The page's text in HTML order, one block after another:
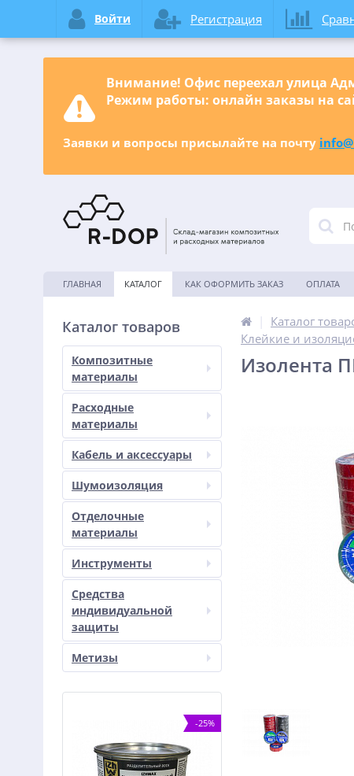
Внимание! Офис переехал улица
Режим работы: онлайн заказы на
Заявки и вопросы присылайте на почту
ГЛАВНАЯ КАТАЛОГ КАК ОФОРМИТЬ ЗАКАЗ ОПЛАТА
Каталог товаров
Композитные
материалы
Расходные
материалы
Кабель и аксессуары
Шумоизоляция
Отделочные
материалы
Инструменты
Средства
индивидуальной
защиты
Метизы
-25%
Каталог
Клейкие и
Изолента
Войти Регистрация